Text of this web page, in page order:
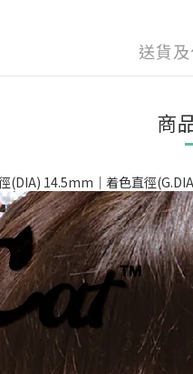
送貨
商
(DIA) 14.5mm｜着色直徑